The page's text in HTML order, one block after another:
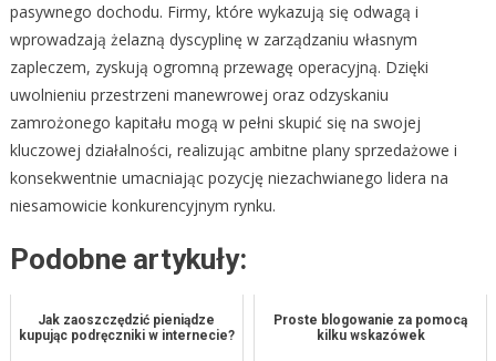
pasywnego dochodu. Firmy, które wykazują się odwagą i
wprowadzają żelazną dyscyplinę w zarządzaniu własnym
zapleczem, zyskują ogromną przewagę operacyjną. Dzięki
uwolnieniu przestrzeni manewrowej oraz odzyskaniu
zamrożonego kapitału mogą w pełni skupić się na swojej
kluczowej działalności, realizując ambitne plany sprzedażowe i
konsekwentnie umacniając pozycję niezachwianego lidera na
niesamowicie konkurencyjnym rynku.
Podobne artykuły:
Jak zaoszczędzić pieniądze
kupując podręczniki w internecie?
Proste blogowanie za pomocą
kilku wskazówek